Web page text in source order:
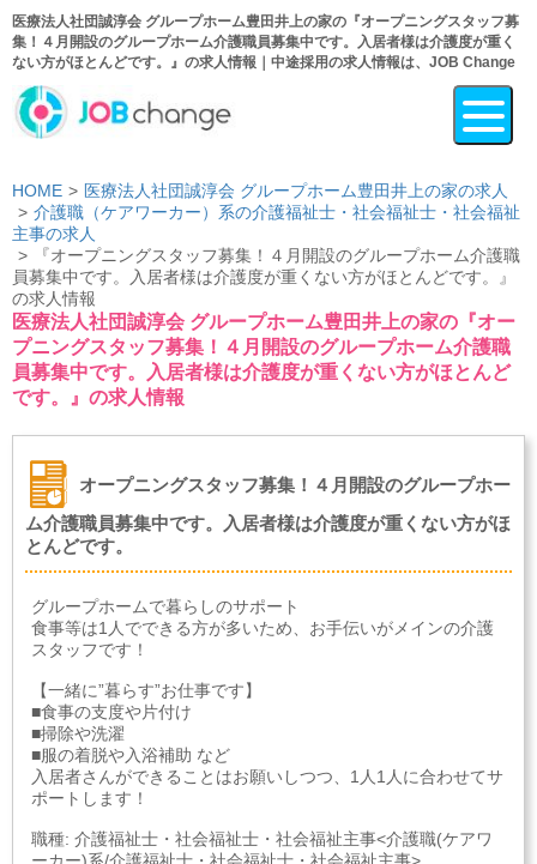
医療法人社団誠淳会 グループホーム豊田井上の家の『オープニングスタッフ募
集！４月開設のグループホーム介護職員募集中です。入居者様は介護度が重く
ない方がほとんどです。』の求人情報｜中途採用の求人情報は、JOB Change
HOME
医療法人社団誠淳会 グループホーム豊田井上の家の求人
介護職（ケアワーカー）系の介護福祉士・社会福祉士・社会福祉
主事の求人
『オープニングスタッフ募集！４月開設のグループホーム介護職
員募集中です。入居者様は介護度が重くない方がほとんどです。』
の求人情報
医療法人社団誠淳会 グループホーム豊田井上の家の『オー
プニングスタッフ募集！４月開設のグループホーム介護職
員募集中です。入居者様は介護度が重くない方がほとんど
です。』の求人情報
オープニングスタッフ募集！４月開設のグループホー
ム介護職員募集中です。入居者様は介護度が重くない方がほ
とんどです。
グループホームで暮らしのサポート
食事等は1人でできる方が多いため、お手伝いがメインの介護
スタッフです！
【一緒に”暮らす”お仕事です】
■食事の支度や片付け
■掃除や洗濯
■服の着脱や入浴補助 など
入居者さんができることはお願いしつつ、1人1人に合わせてサ
ポートします！
職種: 介護福祉士・社会福祉士・社会福祉主事<介護職(ケアワ